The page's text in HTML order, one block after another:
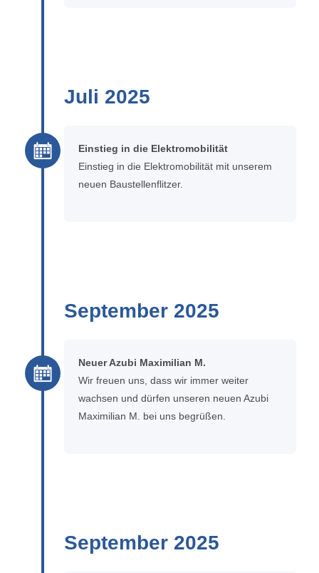
Einstieg in die Elektromobilität
Einstieg in die Elektromobilität mit unserem
neuen Baustellenflitzer.
Juli 2025
September 2025
Neuer Azubi Maximilian M.
Wir freuen uns, dass wir immer weiter
wachsen und dürfen unseren neuen Azubi
Maximilian M. bei uns begrüßen.
September 2025